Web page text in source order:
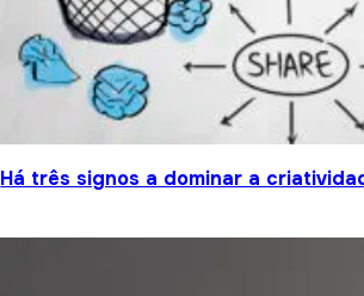
Há três signos a dominar a